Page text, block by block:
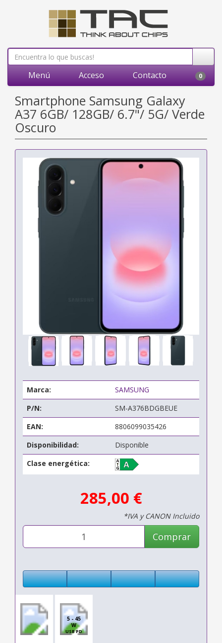
Menú Acceso Contacto 0
Smartphone Samsung Galaxy
A37 6GB/ 128GB/ 6.7"/ 5G/ Verde
Oscuro
Marca:
SAMSUNG
P/N:
SM-A376BDGBEUE
EAN:
8806099035426
Disponibilidad:
Disponible
Clase energética:
285,00 €
*IVA y CANON Incluido
Comprar
5 - 45
W
USB PD